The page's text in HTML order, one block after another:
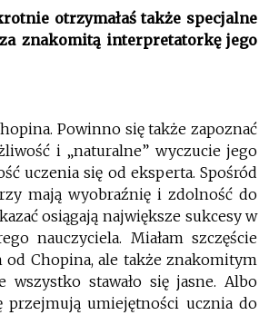
otrzymałaś także specjalne
znakomitą interpretatorkę jego
Powinno się także zapoznać
i „naturalne” wyczucie jego
uczenia się od eksperta. Spośród
mają wyobraźnię i zdolność do
osiągają największe sukcesy w
nauczyciela. Miałam szczęście
od Chopina, ale także znakomitym
wszystko stawało się jasne. Albo
przejmują umiejętności ucznia do